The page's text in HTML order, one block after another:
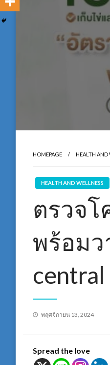
HOMEPAGE HEALTH AND
HEALTH AND WELLNESS
ตรวจ
พร้อมว
central
Posted
พฤศจิกายน 13, 2024
Spread the love